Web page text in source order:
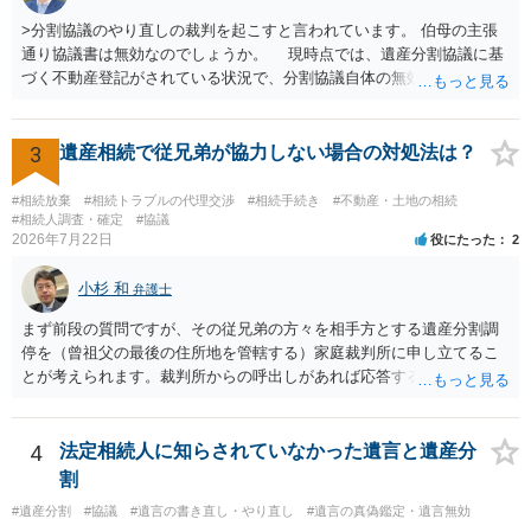
>分割協議のやり直しの裁判を起こすと言われています。 伯母の主張
通り協議書は無効なのでしょうか。 現時点では、遺産分割協議に基
づく不動産登記がされている状況で、分割協議自体の無効を裁判所が
方の訴訟の主張及び立証次第ですが、 ・御祖母様の認知能力に関する
医師の意見書、筆跡鑑定 が提出されればその効力が否定される可能性
はありますが、 ・伯母様自身が分割協議に加わっていること ・御祖母
様の意に反する遺産分割協議を行う実益が誰にあったかの立証が困難
であること からすると、実際に遺産分割協議の効力が否定される可能
性はそれほど高くない（立証のハードルは非常に高い）ということが
言えると思います。
3 遺産相続で従兄弟が協力しない場合の対処法は？
#相続放棄 #相続トラブルの代理交渉 #相続手続き
#不動産・土地の相続
#相続人調査・確定
#協議
2026年7月22日 役にたった 2
小杉 和 弁護士
まず前段の質問ですが、その従兄弟の方々を相手方とする遺産分割調
停を（曾祖父の最後の住所地を管轄する）家庭裁判所に申し立てるこ
とが考えられます。裁判所からの呼出しがあれば応答する可能性がま
能と思われます。時間が思った以上にないので必要書類をてきぱきと
揃える必要があります。その点是非御注意ください。
4
法定相続人に知らされていなかった遺言と遺産分
割
#遺産分割 #協議 #遺言の書き直し・やり直し
#遺言の真偽鑑定・遺言無効